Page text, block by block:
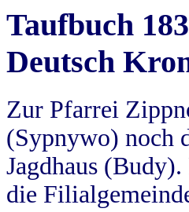
Taufbuch
Deutsch
Zur Pfarrei
(Sypnywo) noch
Jagdhaus
die